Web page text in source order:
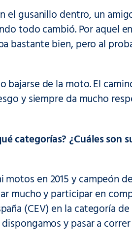
el gusanillo dentro, un
todo cambió. Por aquel
bastante bien, pero al
de la moto. El
y siempre da mucho
categorías? ¿Cuáles son
en 2015 y campeón
mucho y participar en
(CEV) en la categoría
y pasar a